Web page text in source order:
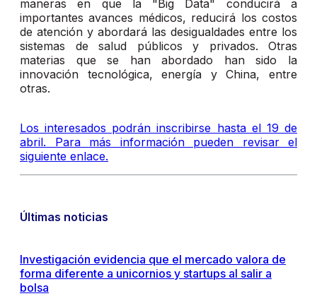
maneras en que la "Big Data" conducirá a
importantes avances médicos, reducirá los costos
de atención y abordará las desigualdades entre los
sistemas de salud públicos y privados. Otras
materias que se han abordado han sido la
innovación tecnológica, energía y China, entre
otras.
Los interesados podrán inscribirse hasta el 19 de
abril. Para más información pueden revisar el
siguiente enlace.
Últimas noticias
Investigación evidencia que el mercado valora de
forma diferente a unicornios y startups al salir a
bolsa